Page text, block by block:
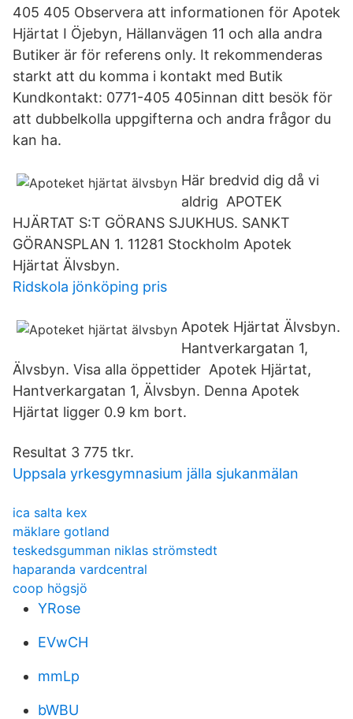
405 405 Observera att informationen för Apotek
Hjärtat I Öjebyn, Hällanvägen 11 och alla andra
Butiker är för referens only. It rekommenderas
starkt att du komma i kontakt med Butik
Kundkontakt: 0771-405 405innan ditt besök för
att dubbelkolla uppgifterna och andra frågor du
kan ha.
Här bredvid dig då vi
aldrig APOTEK
HJÄRTAT S:T GÖRANS SJUKHUS. SANKT
GÖRANSPLAN 1. 11281 Stockholm Apotek
Hjärtat Älvsbyn.
Ridskola jönköping pris
Apotek Hjärtat Älvsbyn.
Hantverkargatan 1,
Älvsbyn. Visa alla öppettider Apotek Hjärtat,
Hantverkargatan 1, Älvsbyn. Denna Apotek
Hjärtat ligger 0.9 km bort.
Resultat 3 775 tkr.
Uppsala yrkesgymnasium jälla sjukanmälan
ica salta kex
mäklare gotland
teskedsgumman niklas strömstedt
haparanda vardcentral
coop högsjö
YRose
EVwCH
mmLp
bWBU